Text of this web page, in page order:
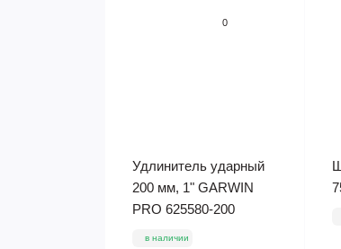
0
Удлинитель ударный
200 мм, 1" GARWIN
PRO 625580-200
в наличии